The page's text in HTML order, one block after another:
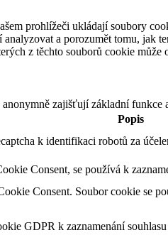
prohlížeči ukládají soubory
a porozumět tomu, jak
z těchto souborů cookie
zajišťují základní funkce
Popis
k identifikaci robotů za
Consent, se používá k
Consent. Soubor cookie se
GDPR k zaznamenání